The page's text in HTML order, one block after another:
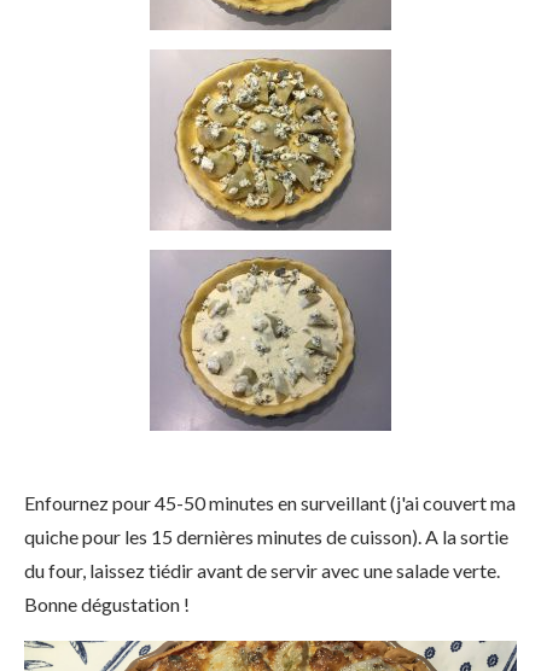
Enfournez pour 45-50 minutes en surveillant (j'ai couvert ma
quiche pour les 15 dernières minutes de cuisson). A la sortie
du four, laissez tiédir avant de servir avec une salade verte.
Bonne dégustation !